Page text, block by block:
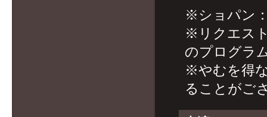
※ショパン
※リクエス
のプログラ
※やむを得
ることがご